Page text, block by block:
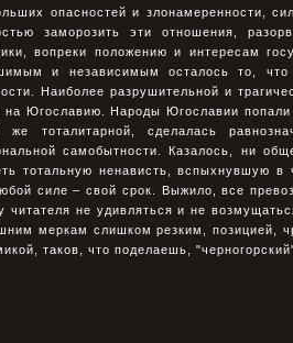
опасностей и злонамеренности,
заморозить эти отношения,
вопреки положению и интересам
и независимым осталось то,
Наиболее разрушительной и
на Югославию. Народы Югославии попали
же тоталитарной, сделалась
самобытности. Казалось, ни
тотальную ненависть, вспыхнувшую в
силе – свой срок. Выжило, все
читателя не удивляться и не
меркам слишком резким, позицией,
таков, что поделаешь,